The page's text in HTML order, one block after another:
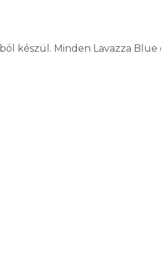
készül. Minden Lavazza